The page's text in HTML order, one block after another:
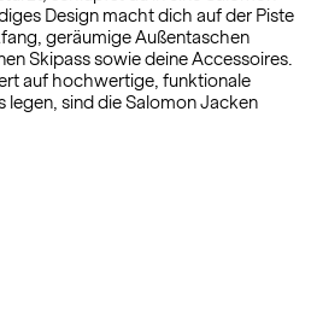
Design macht dich auf der Piste
geräumige Außentaschen
Skipass sowie deine Accessoires.
auf hochwertige, funktionale
legen, sind die Salomon Jacken